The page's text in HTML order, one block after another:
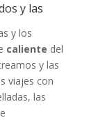
y las
y los
caliente del
y las
viajes con
las